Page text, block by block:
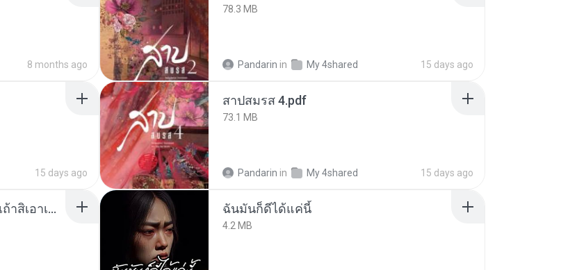
8 months ago
78.3 MB
Pandarin in My 4shared 15 days ago
15 days ago
สาปสมรส 4.pdf
73.1 MB
Pandarin in My 4shared 15 days ago
ເຊົາຮ້ອງເຖົ້າຊິເອົາທໍ່ໃດ (เซาฮ้องเถ้าสิเอาเท่าใด) ບຸນເກີດ ຫນູຫ່ວງ ft. ໂສພາ ຈຸນທະລາ ฉันมันก็ดีได้แค่นี้
4.2 MB